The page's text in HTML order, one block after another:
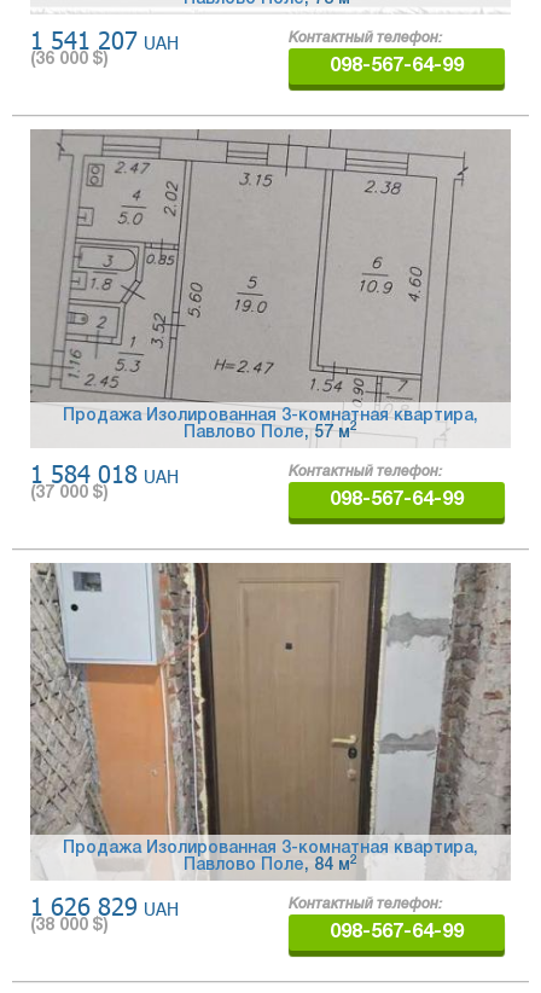
1 541 207 UAH
(36 000 $)
Контактный телефон:
098-567-64-99
Продажа Изолированная 3-комнатная квартира,
Павлово Поле, 57 м2
1 584 018 UAH
(37 000 $)
Контактный телефон:
098-567-64-99
Продажа Изолированная 3-комнатная квартира,
Павлово Поле, 84 м 2
1 626 829 UAH
(38 000 $)
Контактный телефон:
098-567-64-99